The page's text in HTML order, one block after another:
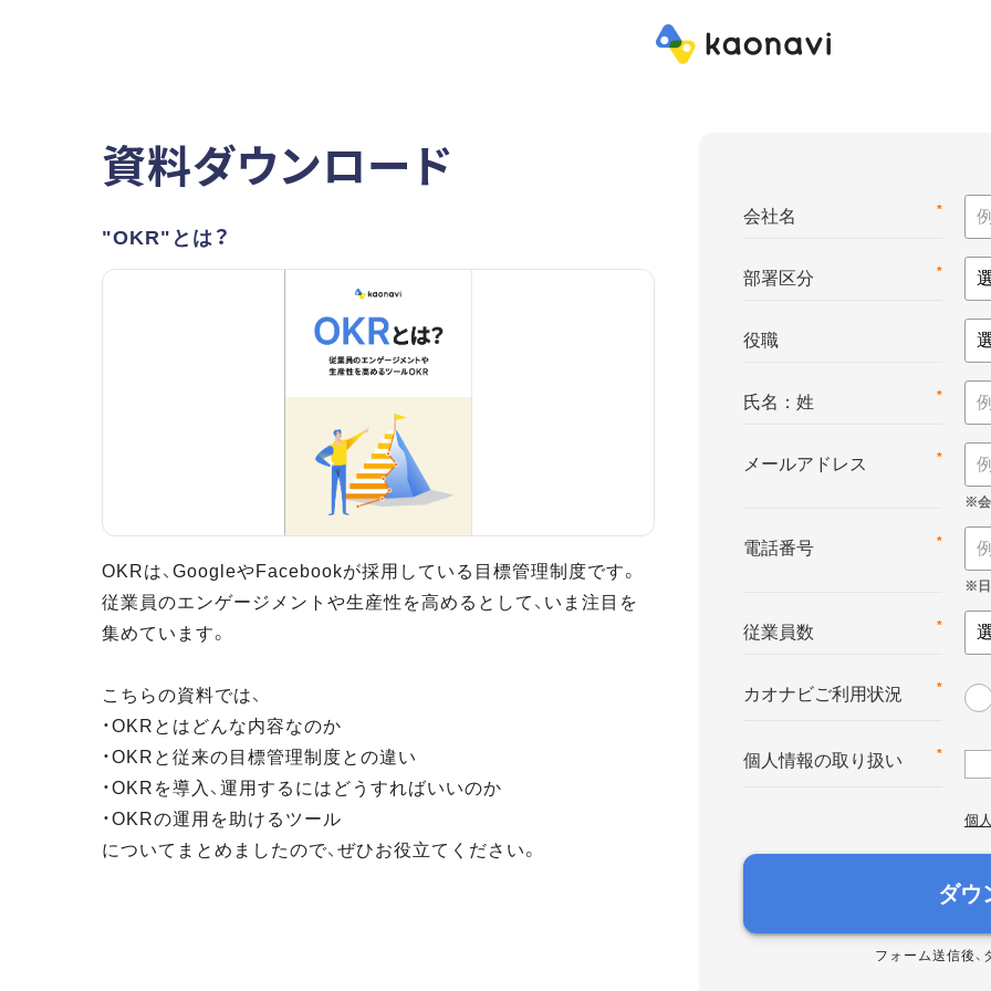
資料ダウンロード
"OKR"とは？
OKRは、GoogleやFacebookが採用している目標管理制度です。
従業員のエンゲージメントや生産性を高めるとして、いま注目を
集めています。
こちらの資料では、
・OKRとはどんな内容なのか
・OKRと従来の目標管理制度との違い
・OKRを導入、運用するにはどうすればいいのか
・OKRの運用を助けるツール
についてまとめましたので、ぜひお役立てください。
*
会社名
*
部署区分
役職
*
氏名：姓
*
メールアドレス
*
電話番号
*
従業員数
*
カオナビご利用状況
*
個人情報の取り扱い
個
ダウ
フォーム送信後